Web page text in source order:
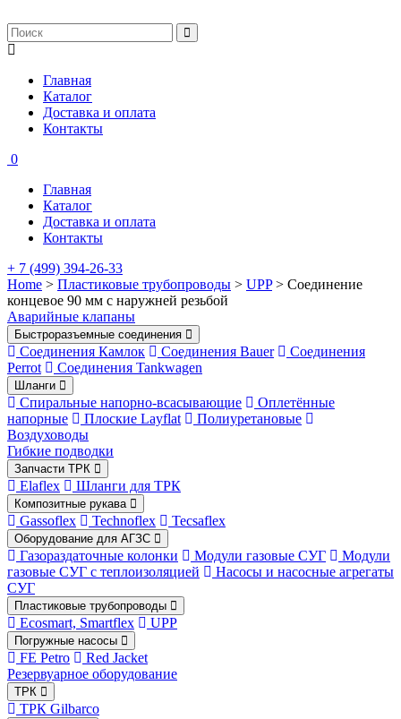
Главная
Каталог
Доставка и оплата
Контакты
0
Главная
Каталог
Доставка и оплата
Контакты
+ 7 (499) 394-26-33
Home > Пластиковые трубопроводы > UPP> Соединение
концевое 90 мм с наружней резьбой
Аварийные клапаны
Быстроразъемные соединения
Соединения Камлок Соединения Bauer
Соединения
Perrot
Соединения Tankwagen
Шланги
Спиральные напорно-всасывающие
Оплетённые
напорные
Плоские Layflat
Полиуретановые
Воздуховоды
Гибкие подводки
Запчасти ТРК
Elaflex Шланги для ТРК
Композитные рукава
Gassoflex Technoflex Tecsaflex
Оборудование для АГЗС
Газораздаточные колонки Модули газовые СУГ
Модули
газовые СУГ с теплоизоляцией
Насосы и насосные агрегаты
СУГ
Пластиковые трубопроводы
Ecosmart, Smartflex UPP
Погружные насосы
FE Petro
Red Jacket
Резервуарное оборудование
ТРК
ТРК Gilbarco